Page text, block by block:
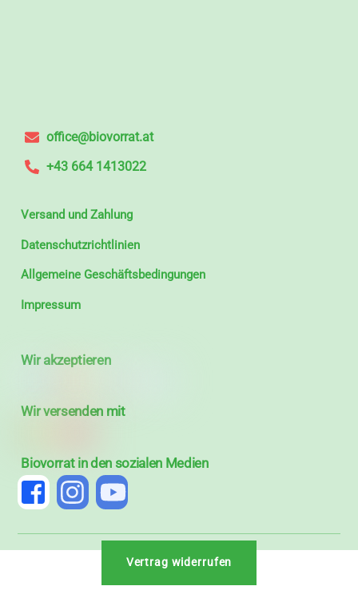
office@biovorrat.at
+43 664 1413022
Versand und Zahlung
Datenschutzrichtlinien
Allgemeine Geschäftsbedingungen
Impressum
Wir akzeptieren
Wir versenden mit
Biovorrat in den sozialen Medien
Vertrag widerrufen